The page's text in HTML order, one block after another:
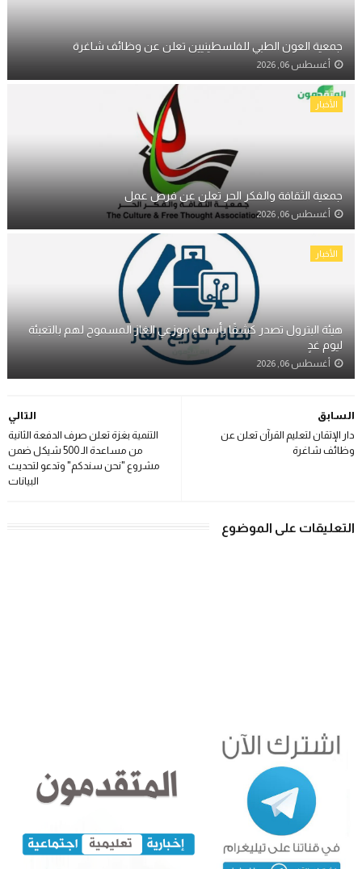
جمعية العون الطبي للفلسطينيين تعلن عن وظائف شاغرة
أغسطس 06, 2026
الأخبار
جمعية الثقافة والفكر الحر تعلن عن فرص عمل
أغسطس 06, 2026
الأخبار
هيئة البترول تصدر كشفًا بأسماء موزعي الغاز المسموح لهم بالتعبئة
ليوم غدٍ
أغسطس 06, 2026
التالي
التنمية بغزة تعلن صرف الدفعة الثانية
من مساعدة الـ 500 شيكل ضمن
مشروع "نحن سندكم" وتدعو لتحديث
البيانات
السابق
دار الإتقان لتعليم القرآن تعلن عن
وظائف شاغرة
التعليقات على الموضوع